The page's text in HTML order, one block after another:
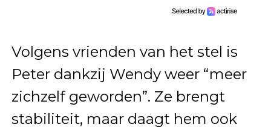
Volgens vrienden van het stel is
Peter dankzij Wendy weer “meer
zichzelf geworden”. Ze brengt
stabiliteit, maar daagt hem ook